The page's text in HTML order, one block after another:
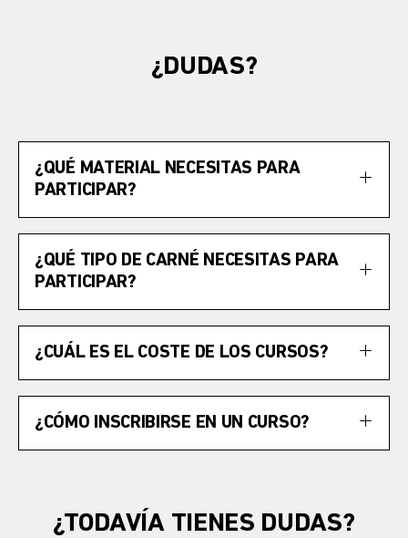
¿DUDAS?
¿QUÉ MATERIAL NECESITAS PARA
PARTICIPAR?
¿QUÉ TIPO DE CARNÉ NECESITAS PARA
PARTICIPAR?
¿CUÁL ES EL COSTE DE LOS CURSOS?
¿CÓMO INSCRIBIRSE EN UN CURSO?
¿TODAVÍA TIENES DUDAS?